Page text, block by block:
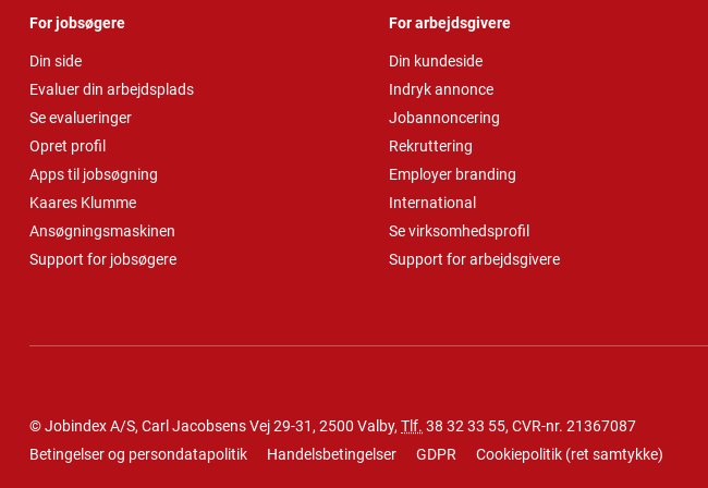
For jobsøgere
Din side
Evaluer din arbejdsplads
Se evalueringer
Opret profil
Apps til jobsøgning
Kaares Klumme
Ansøgningsmaskinen
Support for jobsøgere
For arbejdsgivere
Din kundeside
Indryk annonce
Jobannoncering
Rekruttering
Employer branding
International
Se virksomhedsprofil
Support for arbejdsgivere
© Jobindex A/S, Carl Jacobsens Vej 29-31, 2500 Valby, Tlf. 38 32 33 55, CVR-nr. 21367087
Betingelser og persondatapolitik
Handelsbetingelser GDPR Cookiepolitik (ret samtykke)